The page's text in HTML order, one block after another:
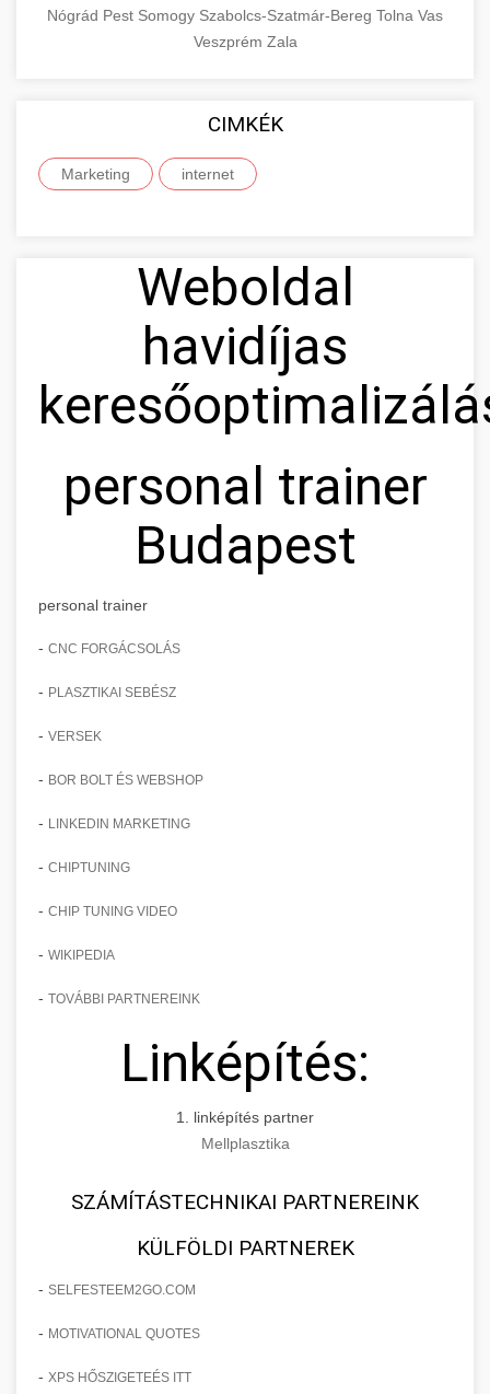
Nógrád Pest Somogy Szabolcs-Szatmár-Bereg Tolna Vas
Veszprém Zala
CIMKÉK
Marketing internet
Weboldal
havidíjas
personal trainer
Budapest
personal trainer
- CNC FORGÁCSOLÁS
- PLASZTIKAI SEBÉSZ
- VERSEK
- BOR BOLT ÉS WEBSHOP
- LINKEDIN MARKETING
- CHIPTUNING
- CHIP TUNING VIDEO
- WIKIPEDIA
- TOVÁBBI PARTNEREINK
Linképítés:
1. linképítés partner
Mellplasztika
SZÁMÍTÁSTECHNIKAI PARTNEREINK
KÜLFÖLDI PARTNEREK
- SELFESTEEM2GO.COM
- MOTIVATIONAL QUOTES
- XPS HŐSZIGETEÉS ITT